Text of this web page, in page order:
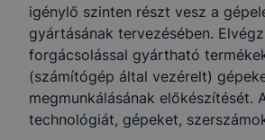
Okleveles technikusképzés
Nem
igénylő szinten részt vesz a
gyártásának tervezésében.
forgácsolással gyártható
(számítógép által vezérelt)
megmunkálásának előkészítését.
technológiát, gépeket,